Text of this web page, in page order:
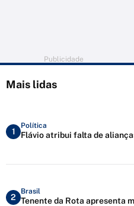
Publicidade
Mais lidas
1
Política
Flávio atribui falta de
2
Brasil
Tenente da Rota apresenta